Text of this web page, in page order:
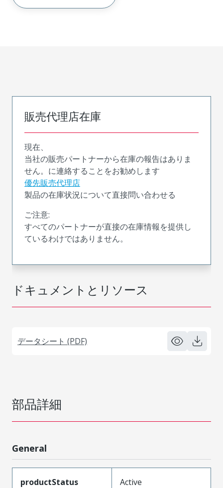
ドキュメントとリソース
データシート (PDF)
販売代理店在庫
現在、
当社の販売パートナーから在庫の報告はありま
せん。に連絡することをお勧めします
優先販売代理店
製品の在庫状況について直接問い合わせる
ご注意:
すべてのパートナーが直接の在庫情報を提供し
ているわけではありません。
部品詳細
General
productStatus Active